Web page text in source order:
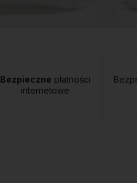
Bezpieczne płatności
internetowe